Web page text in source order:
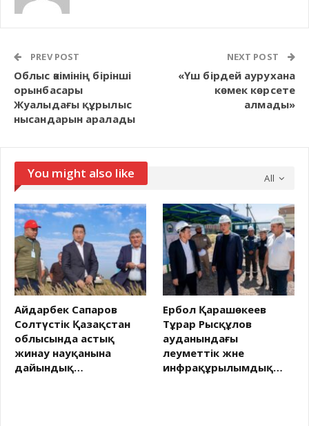
PREV POST
Облыс әкімінің бірінші
орынбасары
Жуалыдағы құрылыс
нысандарын аралады
NEXT POST
«Үш бірдей аурухана
көмек көрсете
алмады»
All
You might also like
Айдарбек Сапаров
Солтүстік Қазақстан
облысында астық
жинау науқанына
дайындық…
Ербол Қарашөкеев
Тұрар Рысқұлов
ауданындағы
әлеуметтік және
инфрақұрылымдық…